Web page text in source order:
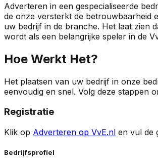
Adverteren in een gespecialiseerde
de onze versterkt de betrouwbaarheid
uw bedrijf in de branche. Het laat zien
wordt als een belangrijke speler in de
Hoe Werkt Het?
Het plaatsen van uw bedrijf in onze
eenvoudig en snel. Volg deze stappen
Registratie
Klik op Adverteren op VvE.nl en vul de
Bedrijfsprofiel